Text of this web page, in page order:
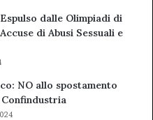
dalle Olimpiadi di
di Abusi Sessuali e
NO allo spostamento